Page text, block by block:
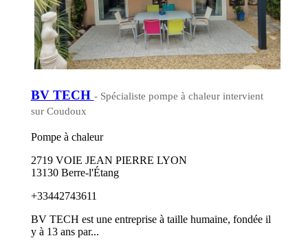
BV TECH - Spécialiste pompe à chaleur intervient
sur Coudoux
Pompe à chaleur
2719 VOIE JEAN PIERRE LYON
13130 Berre-l'Étang
+33442743611
BV TECH est une entreprise à taille humaine, fondée il
y à 13 ans par...